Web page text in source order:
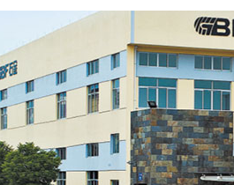
体聚焦
术交流